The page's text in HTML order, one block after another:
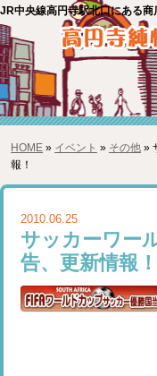
JR中央線高円寺駅北口にある商
HOME » イベント » その他»
報！
2010.06.25
サッカーワー
告、更新情報！